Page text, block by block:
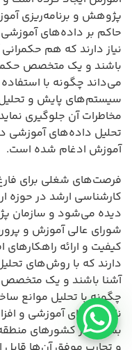
پژوهش و برنامه‌ریزی
حاکم بر داده‌های
نیاز دارند که هم
باشند و یک متخصص
می‌داند چگونه با
سیستم‌های پایش و
مخاطرات آن جلوگیری
تحلیل داده‌های آموزشی
آموزش ادغام شده است.
فرصت‌های شغلی برای
کارشناسی ارشد در حوزه
دیده می‌شود و سازمان
شورای عالی آموزش و
کیفیت و ارائه
دارند که با روش‌های
آشنا باشند و یک
چگونه با تحلیل موانع
نابرابری‌های آموزشی و
بسیاری از کشورهای